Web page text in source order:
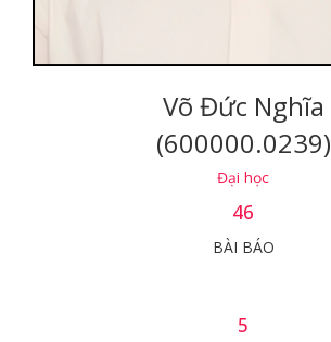
Võ Đức Nghĩa
(600000.0239)
Đại học
46
BÀI BÁO
5